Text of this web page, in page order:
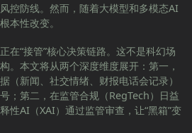
控防线。然而，随着大模型和多模态AI
本性改变。
“接管”核心决策链路。这不是科幻场
。本文将从两个深度维度展开：第一，
（新闻、社交情绪、财报电话会记录）
；第二，在监管合规（RegTech）日益
性AI（XAI）通过监管审查，让“黑箱”变